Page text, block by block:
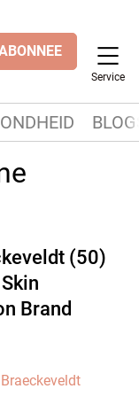
Service
(50)
Brand